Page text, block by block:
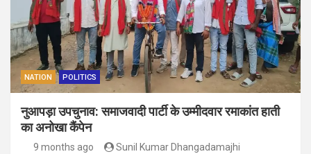
NATION POLITICS
नुआपड़ा उपचुनाव: समाजवादी पार्टी के उम्मीदवार रमाकांत हाती
का अनोखा कैंपेन
9 months ago Sunil Kumar Dhangadamajhi